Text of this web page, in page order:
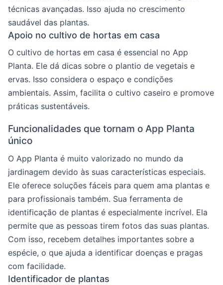
técnicas avançadas. Isso ajuda no crescimento
saudável das plantas.
Apoio no cultivo de hortas em casa
O cultivo de hortas em casa é essencial no App
Planta. Ele dá dicas sobre o plantio de vegetais e
ervas. Isso considera o espaço e condições
ambientais. Assim, facilita o cultivo caseiro e promove
práticas sustentáveis.
Funcionalidades que tornam o App Planta
único
O App Planta é muito valorizado no mundo da
jardinagem devido às suas características especiais.
Ele oferece soluções fáceis para quem ama plantas e
para profissionais também. Sua ferramenta de
identificação de plantas é especialmente incrível. Ela
permite que as pessoas tirem fotos das suas plantas.
Com isso, recebem detalhes importantes sobre a
espécie, o que ajuda a identificar doenças e pragas
com facilidade.
Identificador de plantas